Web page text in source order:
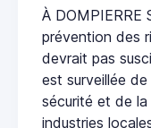
À DOMPIERRE
prévention des
devrait pas
est surveillée
sécurité et de la
industries